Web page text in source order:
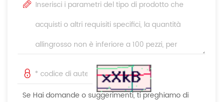
Se Hai domande o suggerimenti, ti preghiamo di